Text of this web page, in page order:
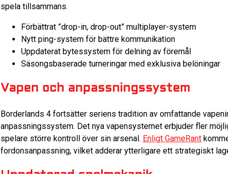
spela tillsammans.
Förbättrat ”drop-in, drop-out” multiplayer-system
Nytt ping-system för bättre kommunikation
Uppdaterat bytessystem för delning av föremål
Säsongsbaserade turneringar med exklusiva belöningar
Vapen och anpassningssystem
Borderlands 4 fortsätter seriens tradition av omfattande
anpassningssystem. Det nya vapensystemet erbjuder fler
spelare större kontroll över sin arsenal. Enligt GameRant
fordonsanpassning, vilket adderar ytterligare ett strategiskt